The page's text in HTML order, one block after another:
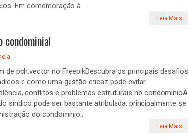
Em comemoração à...
Leia Mais
condominial
de pch.vector no FreepikDescubra os principais desafios
e como uma gestão eficaz pode evitar
conflitos e problemas estruturais no condomínioA
síndico pode ser bastante atribulada, principalmente se
do condomínio...
Leia Mais